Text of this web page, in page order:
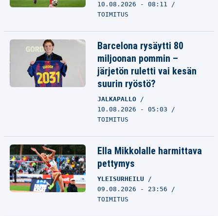
10.08.2026 - 08:11
TOIMITUS
Barcelona rysäytti 80
miljoonan pommin –
järjetön ruletti vai kesän
suurin ryöstö?
JALKAPALLO
10.08.2026 - 05:03
TOIMITUS
Ella Mikkolalle harmittava
pettymys
YLEISURHEILU
09.08.2026 - 23:56
TOIMITUS